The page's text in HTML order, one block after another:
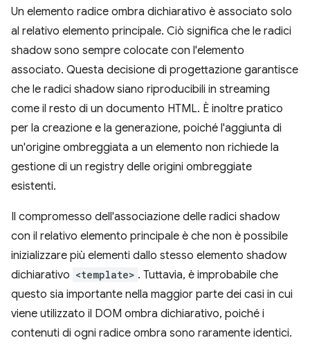
Un elemento radice ombra dichiarativo è associato solo
al relativo elemento principale. Ciò significa che le radici
shadow sono sempre colocate con l'elemento
associato. Questa decisione di progettazione garantisce
che le radici shadow siano riproducibili in streaming
come il resto di un documento HTML. È inoltre pratico
per la creazione e la generazione, poiché l'aggiunta di
un'origine ombreggiata a un elemento non richiede la
gestione di un registry delle origini ombreggiate
esistenti.
Il compromesso dell'associazione delle radici shadow
con il relativo elemento principale è che non è possibile
inizializzare più elementi dallo stesso elemento shadow
dichiarativo <template> . Tuttavia, è improbabile che
questo sia importante nella maggior parte dei casi in cui
viene utilizzato il DOM ombra dichiarativo, poiché i
contenuti di ogni radice ombra sono raramente identici.